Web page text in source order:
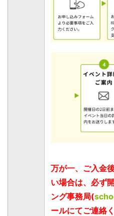
万が一、ご入金
い場合は、必ず
ング事務局(
ールにてご連絡